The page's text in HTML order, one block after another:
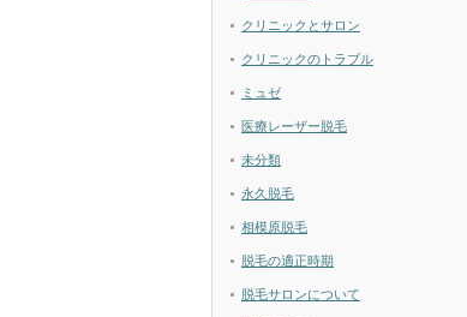
クリニックとサロン
クリニックのトラブル
ミュゼ
医療レーザー脱毛
未分類
永久脱毛
相模原脱毛
脱毛の適正時期
脱毛サロンについて